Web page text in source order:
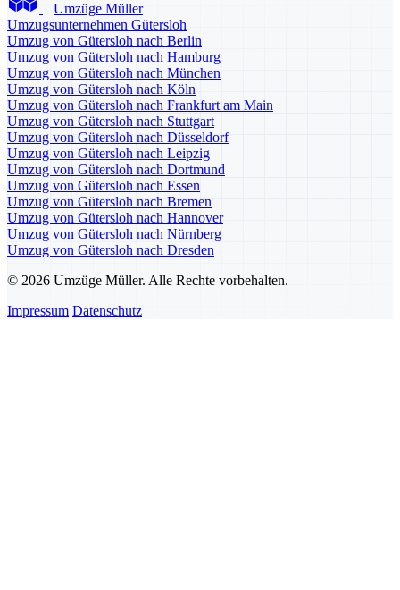
Umzüge Müller
Umzugsunternehmen Gütersloh
Umzug von Gütersloh nach Berlin
Umzug von Gütersloh nach Hamburg
Umzug von Gütersloh nach München
Umzug von Gütersloh nach Köln
Umzug von Gütersloh nach Frankfurt am Main
Umzug von Gütersloh nach Stuttgart
Umzug von Gütersloh nach Düsseldorf
Umzug von Gütersloh nach Leipzig
Umzug von Gütersloh nach Dortmund
Umzug von Gütersloh nach Essen
Umzug von Gütersloh nach Bremen
Umzug von Gütersloh nach Hannover
Umzug von Gütersloh nach Nürnberg
Umzug von Gütersloh nach Dresden
© 2026 Umzüge Müller. Alle Rechte vorbehalten.
Impressum Datenschutz